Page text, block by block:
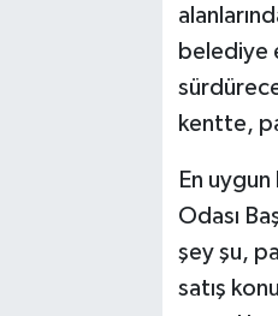
belediye
kentte,
En
Odası
şey şu,
satış